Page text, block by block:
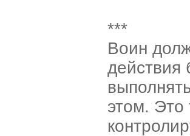
***
Воин
действия
этом.